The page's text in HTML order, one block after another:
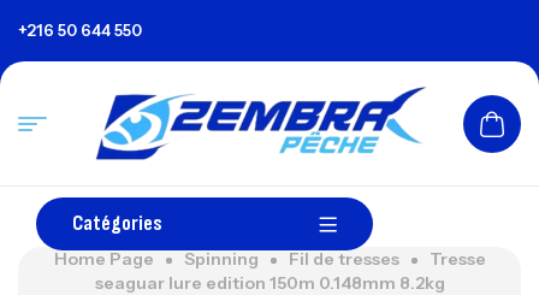
+216 50 644 550
Catégories
Home Page Spinning Fil de tresses
Tresse
seaguar lure edition 150m 0.148mm 8.2kg